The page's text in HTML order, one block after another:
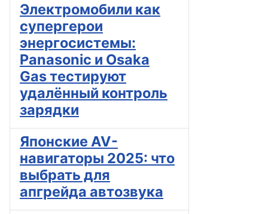
Электромобили как
супергерои
энергосистемы:
Panasonic и Osaka
Gas тестируют
удалённый контроль
зарядки
Японские AV-
навигаторы 2025: что
выбрать для
апгрейда автозвука